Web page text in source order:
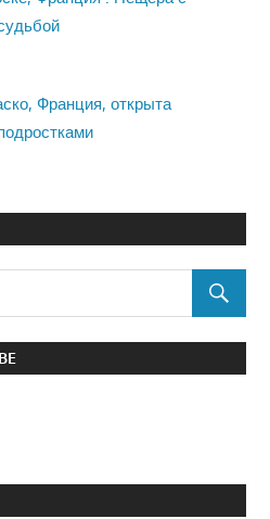
Франция, открыта